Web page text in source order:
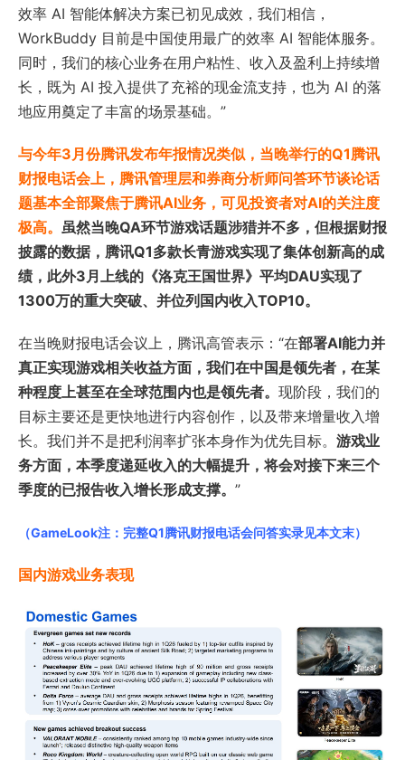
效率 AI 智能体解决方案已初见成效，我们相信，
WorkBuddy 目前是中国使用最广的效率 AI 智能体服务。
同时，我们的核心业务在用户粘性、收入及盈利上持续增
长，既为 AI 投入提供了充裕的现金流支持，也为 AI 的落
地应用奠定了丰富的场景基础。”
与今年3月份腾讯发布年报情况类似，当晚举行的Q1腾讯
财报电话会上，腾讯管理层和券商分析师问答环节谈论话
题基本全部聚焦于腾讯AI业务，可见投资者对AI的关注度
极高。 虽然当晚QA环节游戏话题涉猎并不多，但根据财报
披露的数据，腾讯Q1多款长青游戏实现了集体创新高的成
绩，此外3月上线的《洛克王国世界》平均DAU实现了
1300万的重大突破、并位列国内收入TOP10。
在当晚财报电话会议上，腾讯高管表示：“在部署AI能力并
真正实现游戏相关收益方面，我们在中国是领先者，在某
种程度上甚至在全球范围内也是领先者。 现阶段，我们的
目标主要还是更快地进行内容创作，以及带来增量收入增
长。我们并不是把利润率扩张本身作为优先目标。 游戏业
务方面，本季度递延收入的大幅提升，将会对接下来三个
季度的已报告收入增长形成支撑。 ”
（GameLook注：完整Q1腾讯财报电话会问答实录见本文末）
国内游戏业务表现